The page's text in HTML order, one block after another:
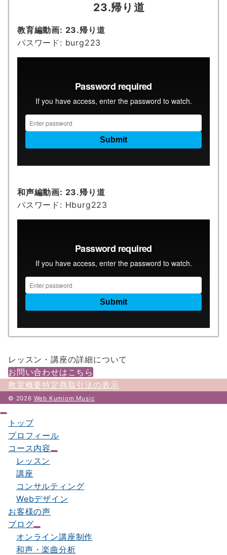
23.帰り道
教育編動画: 23.帰り道
パスワード: burg223
和声編動画: 23.帰り道
パスワード: Hburg223
レッスン・講座の詳細について
お問い合わせはこちら
教室概要特定商取引法の表示
© 2026 Web Kumiom Music
トップ
プロフィール
コース内容
レッスン
講座
コンサルティング
Webデザイン
お客様の声
ブログ
オンライン講座制作
和声・楽曲分析